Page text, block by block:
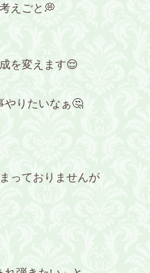
えごと💭
を変えます😌
やりたいなぁ🤔
っておりませんが